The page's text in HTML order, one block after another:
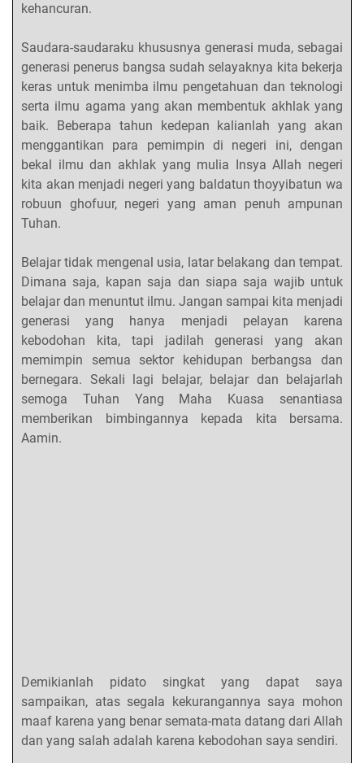
kehancuran.
Saudara-saudaraku khususnya generasi muda, sebagai
generasi penerus bangsa sudah selayaknya kita bekerja
keras untuk menimba ilmu pengetahuan dan teknologi
serta ilmu agama yang akan membentuk akhlak yang
baik. Beberapa tahun kedepan kalianlah yang akan
menggantikan para pemimpin di negeri ini, dengan
bekal ilmu dan akhlak yang mulia Insya Allah negeri
kita akan menjadi negeri yang baldatun thoyyibatun wa
robuun ghofuur, negeri yang aman penuh ampunan
Tuhan.
Belajar tidak mengenal usia, latar belakang dan tempat.
Dimana saja, kapan saja dan siapa saja wajib untuk
belajar dan menuntut ilmu. Jangan sampai kita menjadi
generasi yang hanya menjadi pelayan karena
kebodohan kita, tapi jadilah generasi yang akan
memimpin semua sektor kehidupan berbangsa dan
bernegara. Sekali lagi belajar, belajar dan belajarlah
semoga Tuhan Yang Maha Kuasa senantiasa
memberikan bimbingannya kepada kita bersama.
Aamin.
Demikianlah pidato singkat yang dapat saya
sampaikan, atas segala kekurangannya saya mohon
maaf karena yang benar semata-mata datang dari Allah
dan yang salah adalah karena kebodohan saya sendiri.